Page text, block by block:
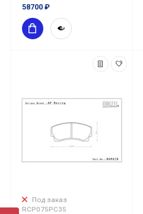
58700 ₽
Под заказ
RCP075PC35